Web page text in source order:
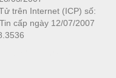
trên Internet (ICP) số:
cấp ngày 12/07/2007